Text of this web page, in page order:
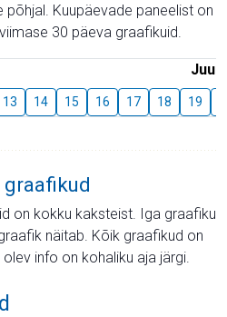
Kuupäevade paneelist on
30 päeva graafikuid.
Juuli
13 14 15 16 17 18 19
on kokku kaksteist. Iga graafiku
näitab. Kõik graafikud on
info on kohaliku aja järgi.